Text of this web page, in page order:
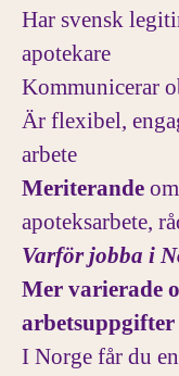
Har svensk
apotekare
Kommunicerar
Är flexibel,
arbete
Meriterande
apoteksarbete,
Varför jobba i
Mer varierade
arbetsuppgifter
I Norge får du